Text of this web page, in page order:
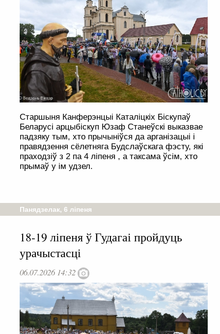
Старшыня Канферэнцыі Каталіцкіх Біскупаў
Беларусі арцыбіскуп Юзаф Станеўскі выказвае
падзяку тым, хто прычыніўся да арганізацыі і
правядзення сёлетняга Будслаўскага фэсту, які
праходзіў з 2 па 4 ліпеня , а таксама ўсім, хто
прымаў у ім удзел.
Панядзелак, 6 ліпеня
18-19 ліпеня ў Гудагаі пройдуць
урачыстасці
06.07.2026 14:32